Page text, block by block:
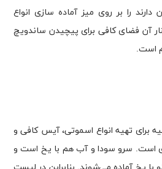
را بر روی میز آماده سازی انواع
آن فضای کافی برای پیچیدن ساندویچ
است.
برای تهیه انواع اسموتی، آیس کافی و
است. سرو سودا و آب هم با یخ است و